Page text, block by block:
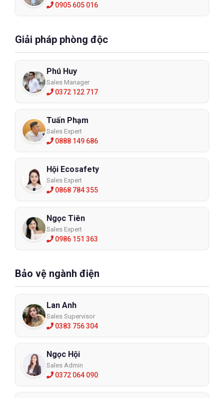
0905 605 016
Giải pháp phòng độc
Phú Huy
Sales Manager
0372 122 717
Tuấn Phạm
Sales Expert
0888 149 686
Hội Ecosafety
Sales Expert
0868 784 355
Ngọc Tiên
Sales Expert
0986 151 363
Bảo vệ ngành điện
Lan Anh
Sales Supervisor
0383 756 304
Ngọc Hội
Sales Admin
0372 064 090